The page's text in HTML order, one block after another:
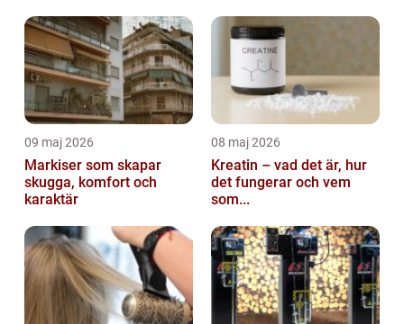
09 maj 2026
Markiser som skapar
skugga, komfort och
karaktär
08 maj 2026
Kreatin – vad det är, hur
det fungerar och vem
som...